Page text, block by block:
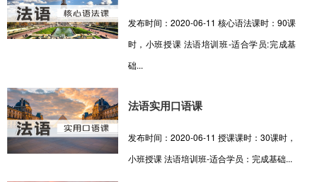
发布时间：2020-06-11 核心语法课时：90课
时，小班授课 法语培训班-适合学员:完成基
础...
法语实用口语课
发布时间：2020-06-11 授课课时：30课时，
小班授课 法语培训班-适合学员：完成基础...